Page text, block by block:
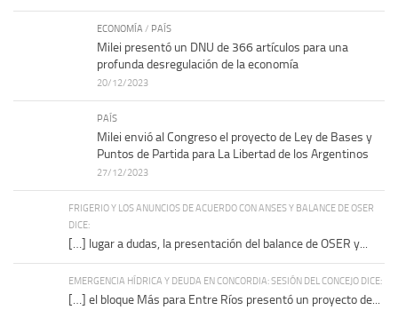
ECONOMÍA / PAÍS
Milei presentó un DNU de 366 artículos para una
profunda desregulación de la economía
20/12/2023
PAÍS
Milei envió al Congreso el proyecto de Ley de Bases y
Puntos de Partida para La Libertad de los Argentinos
27/12/2023
FRIGERIO Y LOS ANUNCIOS DE ACUERDO CON ANSES Y BALANCE DE OSER
DICE:
[…] lugar a dudas, la presentación del balance de OSER y...
EMERGENCIA HÍDRICA Y DEUDA EN CONCORDIA: SESIÓN DEL CONCEJO DICE:
[…] el bloque Más para Entre Ríos presentó un proyecto de...